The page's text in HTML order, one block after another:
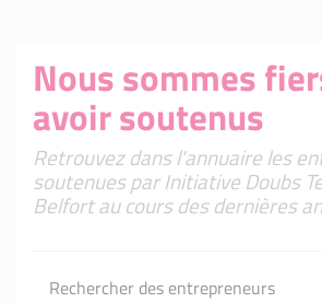
Nous sommes
avoir soutenus
Retrouvez dans l'annuaire les
soutenues par Initiative Doubs
Belfort au cours des dernières
Rechercher des entrepreneurs